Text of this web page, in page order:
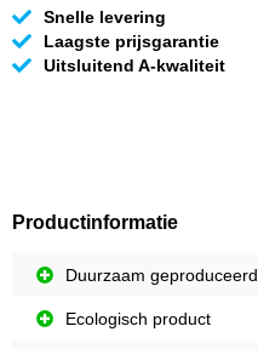
Snelle levering
Laagste prijsgarantie
Uitsluitend A-kwaliteit
Productinformatie
Duurzaam geproduceerd
Ecologisch product